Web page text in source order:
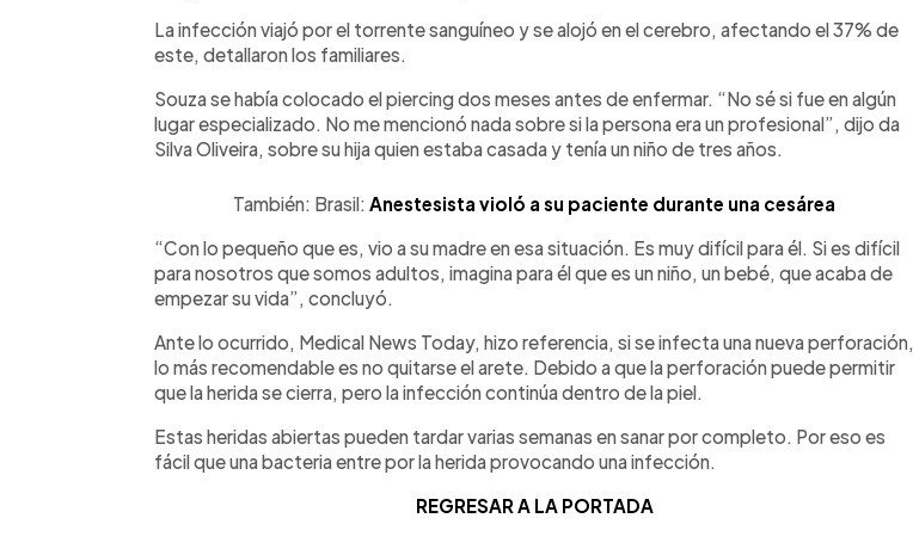
La infección viajó por el torrente sanguíneo y se alojó en el cerebro, afectando el 37% de
este, detallaron los familiares.
Souza se había colocado el piercing dos meses antes de enfermar. “No sé si fue en algún
lugar especializado. No me mencionó nada sobre si la persona era un profesional”, dijo da
Silva Oliveira, sobre su hija quien estaba casada y tenía un niño de tres años.
También: Brasil: Anestesista violó a su paciente durante una cesárea
“Con lo pequeño que es, vio a su madre en esa situación. Es muy difícil para él. Si es difícil
para nosotros que somos adultos, imagina para él que es un niño, un bebé, que acaba de
empezar su vida”, concluyó.
Ante lo ocurrido, Medical News Today, hizo referencia, si se infecta una nueva perforación,
lo más recomendable es no quitarse el arete. Debido a que la perforación puede permitir
que la herida se cierra, pero la infección continúa dentro de la piel.
Estas heridas abiertas pueden tardar varias semanas en sanar por completo. Por eso es
fácil que una bacteria entre por la herida provocando una infección.
REGRESAR A LA PORTADA